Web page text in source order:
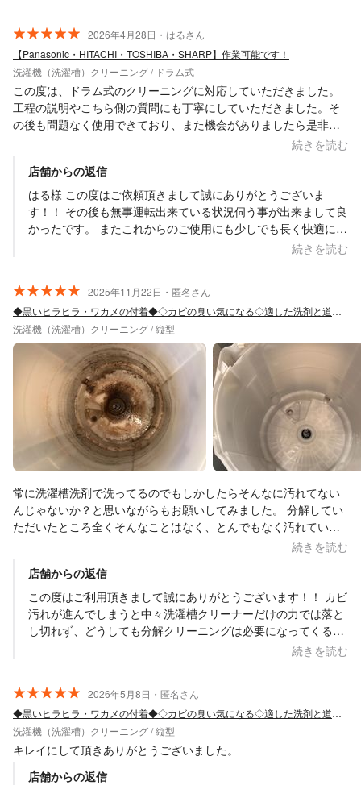
にはなりますが、フォロー等も出来る限りご対応させて頂けれ
ばと思います。
2026年4月28日・はるさん
【Panasonic・HITACHI・TOSHIBA・SHARP】作業可能です！
洗濯機（洗濯槽）クリーニング / ドラム式
この度は、ドラム式のクリーニングに対応していただきました。
工程の説明やこちら側の質問にも丁寧にしていただきました。そ
の後も問題なく使用できており、また機会がありましたら是非お
願いしたいと思っております。お忙しい中、子どもが騒がしくて
続きを読む
店舗からの返信
はる様 この度はご依頼頂きまして誠にありがとうございま
す！！ その後も無事運転出来ている状況伺う事が出来まして良
かったです。 またこれからのご使用にも少しでも長く快適にお
使い頂ければと思います。 はい、また必要な際にはぜひお声掛
続きを読む
2025年11月22日・匿名さん
◆黒いヒラヒラ・ワカメの付着◆◇カビの臭い気になる◇適した洗剤と道具で徹底洗い◎
洗濯機（洗濯槽）クリーニング / 縦型
常に洗濯槽洗剤で洗ってるのでもしかしたらそんなに汚れてない
んじゃないか？と思いながらもお願いしてみました。 分解してい
ただいたところ全くそんなことはなく、とんでもなく汚れていま
した笑 ピカピカにしていただいた上に、作業で使われたスペース
たよろしくお願いします！
続きを読む
店舗からの返信
この度はご利用頂きまして誠にありがとうございます！！ カビ
汚れが進んでしまうと中々洗濯槽クリーナーだけの力では落と
し切れず、どうしても分解クリーニングは必要になってくるか
と思います。 これからのご使用には衛生的にもより良くお使い
ります。 Saskene 齋藤一貴
続きを読む
2026年5月8日・匿名さん
◆黒いヒラヒラ・ワカメの付着◆◇カビの臭い気になる◇適した洗剤と道具で徹底洗い◎
洗濯機（洗濯槽）クリーニング / 縦型
キレイにして頂きありがとうございました。
店舗からの返信